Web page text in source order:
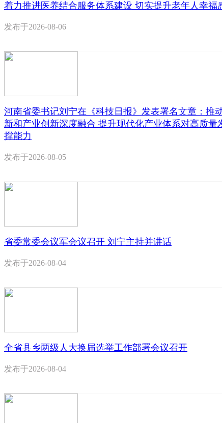
着力推进医养结合服务体系建设 切实提升老年人幸福
发布于2026-08-06
河南省委书记刘宁在《科技日报》发表署名文章：推
新和产业创新深度融合 提升现代化产业体系对高质量
撑能力
发布于2026-08-05
省委常委会议军会议召开 刘宁主持并讲话
发布于2026-08-04
全省县乡两级人大换届选举工作部署会议召开
发布于2026-08-04